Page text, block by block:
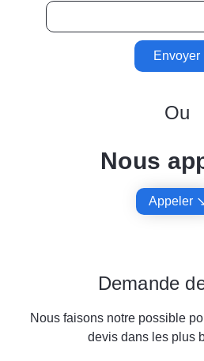
Envoyer
Ou
Nous
Appeler
Demande
Nous faisons notre possible
devis dans les plus